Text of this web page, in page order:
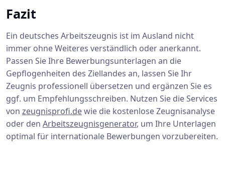
Fazit
Ein deutsches Arbeitszeugnis ist im Ausland nicht
immer ohne Weiteres verständlich oder anerkannt.
Passen Sie Ihre Bewerbungsunterlagen an die
Gepflogenheiten des Ziellandes an, lassen Sie Ihr
Zeugnis professionell übersetzen und ergänzen Sie es
ggf. um Empfehlungsschreiben. Nutzen Sie die Services
von zeugnisprofi.dewie die kostenlose Zeugnisanalyse
oder den Arbeitszeugnisgenerator, um Ihre Unterlagen
optimal für internationale Bewerbungen vorzubereiten.